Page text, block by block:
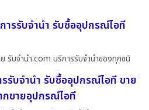
ารรับจำนำ รับซื้ออุปกรณ์ไอที
รับจํานํา.com บริการรับจำนำของทุกชนิ
รับจำนำ รับซื้ออุปกรณ์ไอที ขาย
กขายอุปกรณ์ไอที